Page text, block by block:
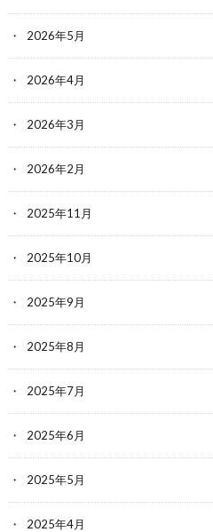
2026年5月
2026年4月
2026年3月
2026年2月
2025年11月
2025年10月
2025年9月
2025年8月
2025年7月
2025年6月
2025年5月
2025年4月